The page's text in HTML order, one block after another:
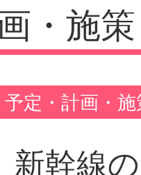
・施策
予定・計画・
幹線